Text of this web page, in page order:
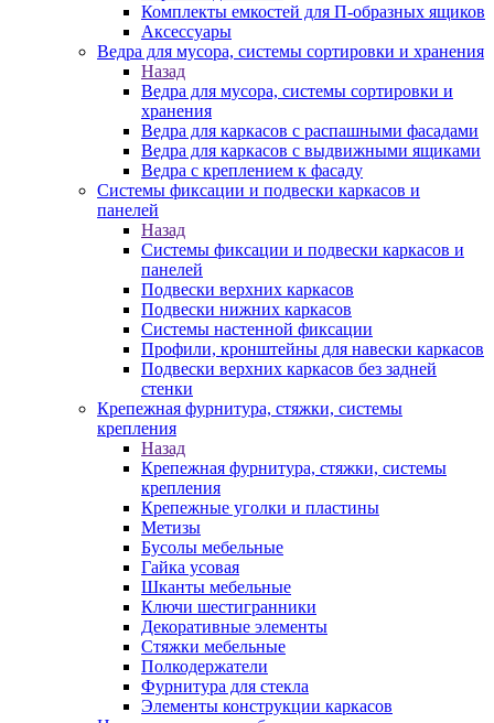
Комплекты емкостей для П-образных ящиков
Аксессуары
Ведра для мусора, системы сортировки и хранения
Назад
Ведра для мусора, системы сортировки и
хранения
Ведра для каркасов с распашными фасадами
Ведра для каркасов с выдвижными ящиками
Ведра с креплением к фасаду
Системы фиксации и подвески каркасов и
панелей
Назад
Системы фиксации и подвески каркасов и
панелей
Подвески верхних каркасов
Подвески нижних каркасов
Системы настенной фиксации
Профили, кронштейны для навески каркасов
Подвески верхних каркасов без задней
стенки
Крепежная фурнитура, стяжки, системы
крепления
Назад
Крепежная фурнитура, стяжки, системы
крепления
Крепежные уголки и пластины
Метизы
Бусолы мебельные
Гайка усовая
Шканты мебельные
Ключи шестигранники
Декоративные элементы
Стяжки мебельные
Полкодержатели
Фурнитура для стекла
Элементы конструкции каркасов